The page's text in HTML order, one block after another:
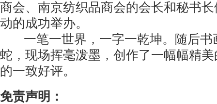
商会、南京纺织品商会的会长和秘书
动的成功举办。
一笔一世界，一字一乾坤。随后书
蛇，现场挥毫泼墨，创作了一幅幅精
的一致好评。
免责声明：